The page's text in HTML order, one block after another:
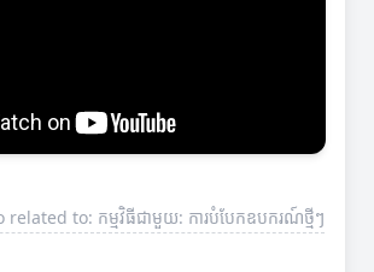
to: កម្មវិធីជាមួយ: ការបំបែកឧបករណ៍ថ្មីៗ